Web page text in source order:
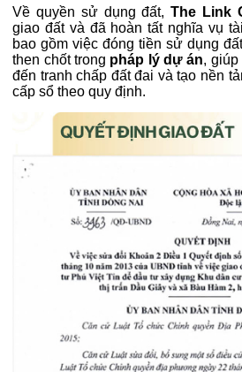
Về quyền sử dụng đất,The Link
giao đất và đã hoàn tất nghĩa vụ
bao gồm việc đóng tiền sử dụng
then chốt trong pháp lý dự án, giúp
đến tranh chấp đất đai và tạo nền
cấp sổ theo quy định.